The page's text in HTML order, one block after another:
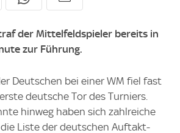
der Mittelfeldspieler bereits in
zur Führung.
Deutschen bei einer WM fiel fast
deutsche Tor des Turniers.
hinweg haben sich zahlreiche
Liste der deutschen Auftakt-